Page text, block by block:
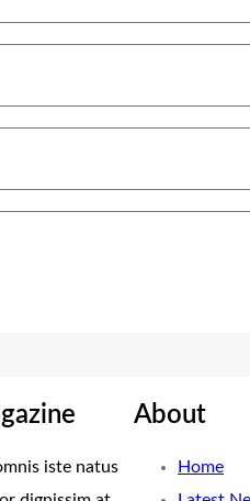
iste natus
About
Home